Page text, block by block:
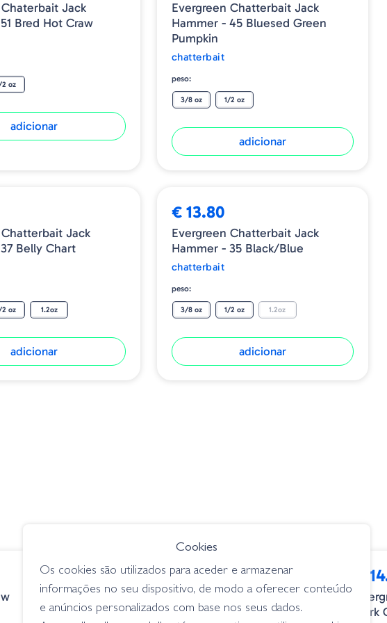
Jack
Bred Hot Craw
2 oz
adicionar
Evergreen Chatterbait Jack
Hammer - 45 Bluesed Green
Pumpkin
chatterbait
peso:
3/8 oz 1/2 oz
adicionar
Jack
Belly Chart
2 oz 1.2oz
adicionar
€ 13.80
Evergreen Chatterbait Jack
Hammer - 35 Black/Blue
chatterbait
peso:
3/8 oz 1/2 oz 1.2oz
adicionar
€ 13.80
Evergreen Chatterbait Jack Hammer - 08 Pre
Spawn Dynamite
€
Cookies
Os cookies são utilizados para aceder e armazenar
informações no seu dispositivo, de modo a oferecer conteúdo
e anúncios personalizados com base nos seus dados.